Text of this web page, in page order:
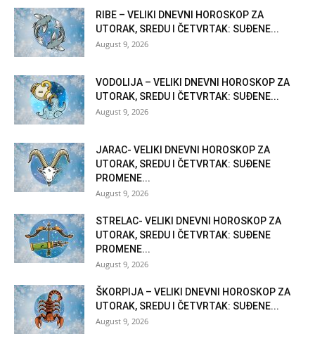
RIBE – VELIKI DNEVNI HOROSKOP ZA
UTORAK, SREDU I ČETVRTAK: SUĐENE...
August 9, 2026
VODOLIJA – VELIKI DNEVNI HOROSKOP ZA
UTORAK, SREDU I ČETVRTAK: SUĐENE...
August 9, 2026
JARAC- VELIKI DNEVNI HOROSKOP ZA
UTORAK, SREDU I ČETVRTAK: SUĐENE
PROMENE...
August 9, 2026
STRELAC- VELIKI DNEVNI HOROSKOP ZA
UTORAK, SREDU I ČETVRTAK: SUĐENE
PROMENE...
August 9, 2026
ŠKORPIJA – VELIKI DNEVNI HOROSKOP ZA
UTORAK, SREDU I ČETVRTAK: SUĐENE...
August 9, 2026